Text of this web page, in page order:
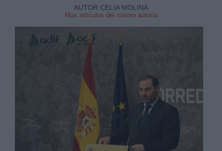
AUTOR CELIA MOLINA
Mas artículos del mismo autor/a